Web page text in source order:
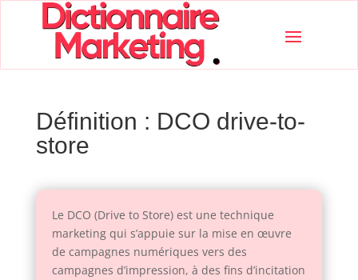
Définition : DCO drive-to-
store
Le DCO (Drive to Store) est une technique
marketing qui s’appuie sur la mise en œuvre
de campagnes numériques vers des
campagnes d’impression, à des fins d’incitation